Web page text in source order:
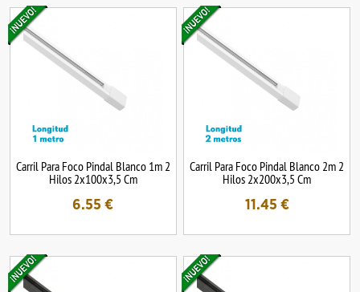
Carril Para Foco Pindal Blanco 1m 2
Hilos 2x100x3,5 Cm
6.55 €
Carril Para Foco Pindal Blanco 2m 2
Hilos 2x200x3,5 Cm
11.45 €